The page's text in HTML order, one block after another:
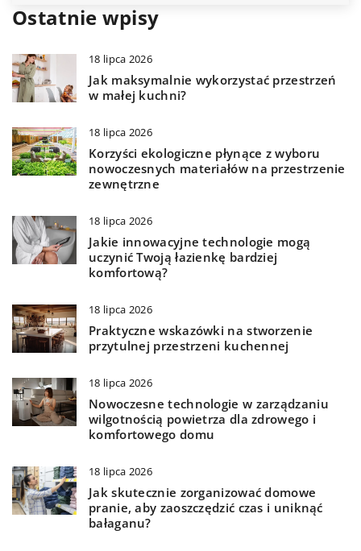
Ostatnie wpisy
18 lipca 2026
Jak maksymalnie wykorzystać przestrzeń
w małej kuchni?
18 lipca 2026
Korzyści ekologiczne płynące z wyboru
nowoczesnych materiałów na przestrzenie
zewnętrzne
18 lipca 2026
Jakie innowacyjne technologie mogą
uczynić Twoją łazienkę bardziej
komfortową?
18 lipca 2026
Praktyczne wskazówki na stworzenie
przytulnej przestrzeni kuchennej
18 lipca 2026
Nowoczesne technologie w zarządzaniu
wilgotnością powietrza dla zdrowego i
komfortowego domu
18 lipca 2026
Jak skutecznie zorganizować domowe
pranie, aby zaoszczędzić czas i uniknąć
bałaganu?